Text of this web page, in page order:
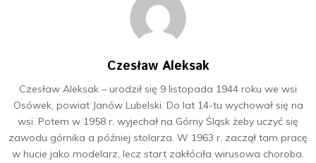
Czesław Aleksak
Czesław Aleksak – urodził się 9 listopada 1944 roku we wsi
Osówek, powiat Janów Lubelski. Do lat 14-tu wychował się na
wsi. Potem w 1958 r. wyjechał na Górny Śląsk żeby uczyć się
zawodu górnika a później stolarza. W 1963 r. zaczął tam pracę
w hucie jako modelarz, lecz start zakłóciła wirusowa choroba.